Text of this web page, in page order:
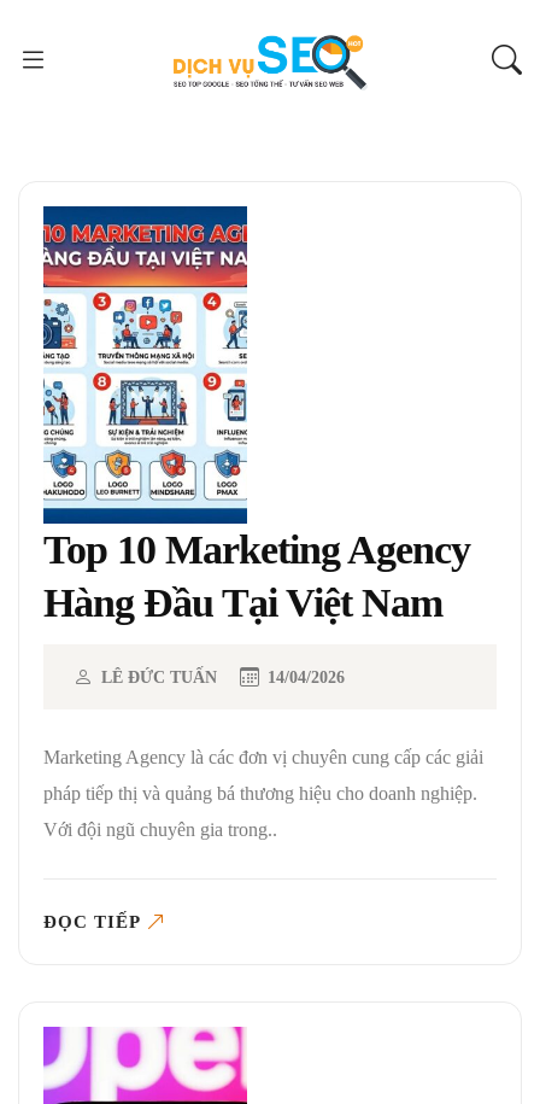
Top 10 Marketing Agency
Hàng Đầu Tại Việt Nam
LÊ ĐỨC TUẤN 14/04/2026
Marketing Agency là các đơn vị chuyên cung cấp các giải
pháp tiếp thị và quảng bá thương hiệu cho doanh nghiệp.
Với đội ngũ chuyên gia trong..
ĐỌC TIẾP